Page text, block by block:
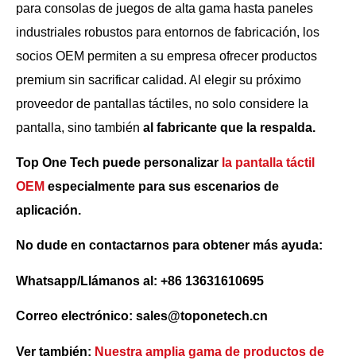
para consolas de juegos de alta gama hasta paneles
industriales robustos para entornos de fabricación, los
socios OEM permiten a su empresa ofrecer productos
premium sin sacrificar calidad. Al elegir su próximo
proveedor de pantallas táctiles, no solo considere la
pantalla, sino también al fabricante que la respalda.
Top One Tech puede personalizar la pantalla táctil
OEM especialmente para sus escenarios de
aplicación.
No dude en contactarnos para obtener más ayuda:
Whatsapp/Llámanos al: +86 13631610695
Correo electrónico: sales@toponetech.cn
Ver también: Nuestra amplia gama de productos de